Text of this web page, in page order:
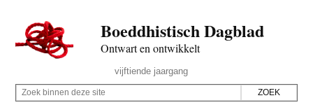
naar
de
inhoud
secondary
naar
de
sidebar
naar
de
Boeddhistisch Dagblad
Ontwart en ontwikkelt
Rechts
vijftiende jaargang
Z
Z